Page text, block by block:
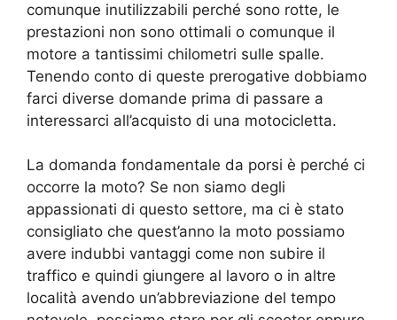
comunque inutilizzabili perché sono rotte, le
prestazioni non sono ottimali o comunque il
motore a tantissimi chilometri sulle spalle.
Tenendo conto di queste prerogative dobbiamo
farci diverse domande prima di passare a
interessarci all’acquisto di una motocicletta.
La domanda fondamentale da porsi è perché ci
occorre la moto? Se non siamo degli
appassionati di questo settore, ma ci è stato
consigliato che quest’anno la moto possiamo
avere indubbi vantaggi come non subire il
traffico e quindi giungere al lavoro o in altre
località avendo un’abbreviazione del tempo